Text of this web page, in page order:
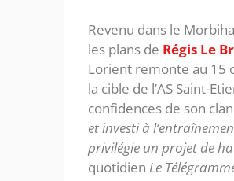
Revenu dans le
les plans de Régis Le
Lorient remonte au 15
la cible de l’AS Saint-
confidences de son
et investi à
privilégie un projet de
quotidien Le